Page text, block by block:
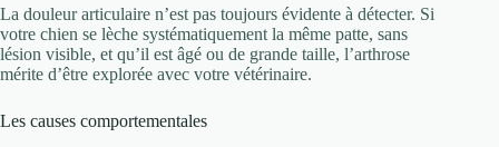
La douleur articulaire n’est pas toujours évidente à détecter. Si
votre chien se lèche systématiquement la même patte, sans
lésion visible, et qu’il est âgé ou de grande taille, l’arthrose
mérite d’être explorée avec votre vétérinaire.
Les causes comportementales